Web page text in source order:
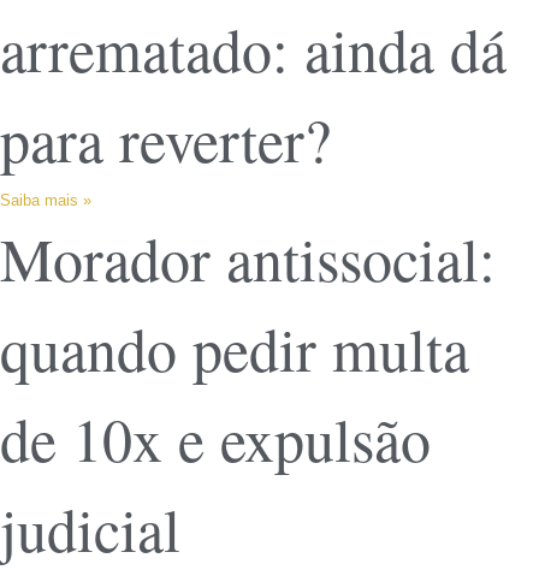
arrematado: ainda dá
para reverter?
Saiba mais »
Morador antissocial:
quando pedir multa
de 10x e expulsão
judicial